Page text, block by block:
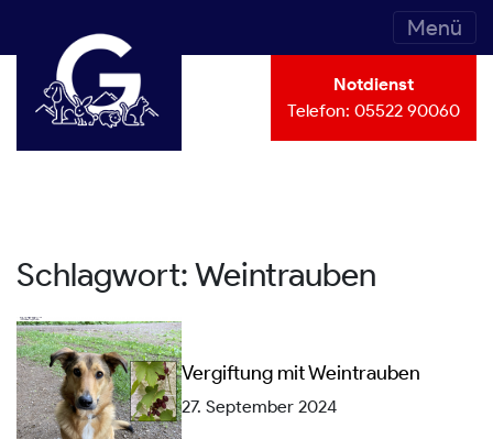
Menü
Notdienst
Telefon: 05522 90060
Schlagwort:Weintrauben
Vergiftung mit Weintrauben
27. September 2024